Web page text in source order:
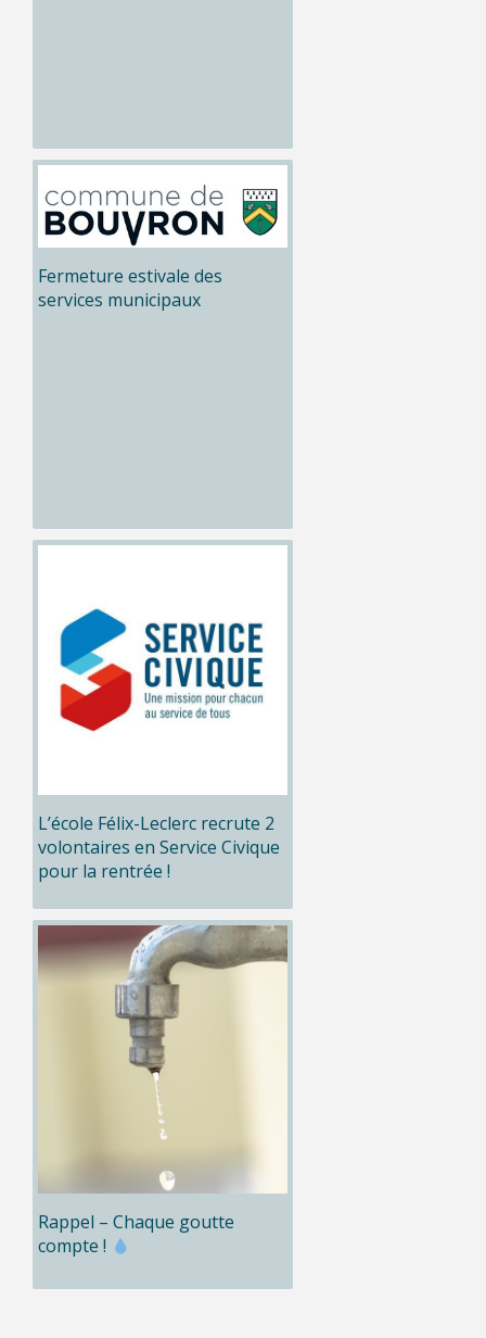
Fermeture estivale des
services municipaux
L’école Félix-Leclerc recrute 2
volontaires en Service Civique
pour la rentrée !
Rappel – Chaque goutte
compte !